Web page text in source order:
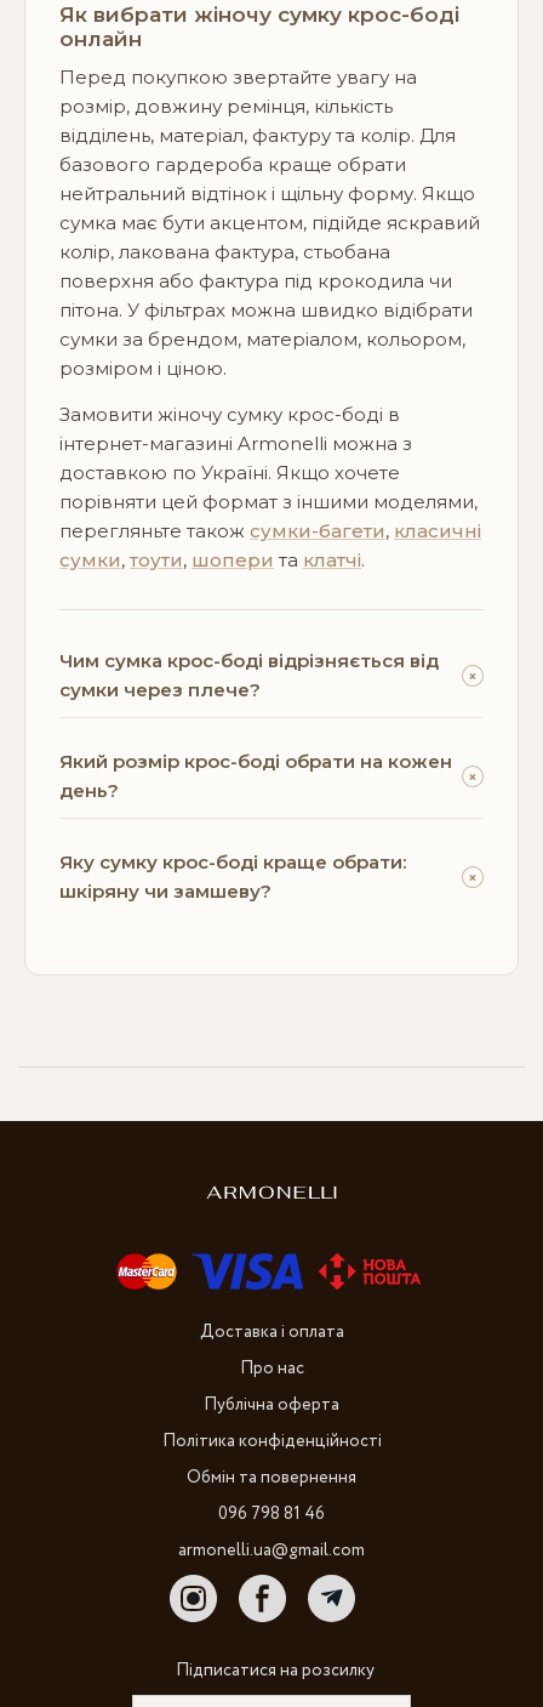
Як вибрати жіночу сумку крос-боді
онлайн
Перед покупкою звертайте увагу на
розмір, довжину ремінця, кількість
відділень, матеріал, фактуру та колір. Для
базового гардероба краще обрати
нейтральний відтінок і щільну форму. Якщо
сумка має бути акцентом, підійде яскравий
колір, лакована фактура, стьобана
поверхня або фактура під крокодила чи
пітона. У фільтрах можна швидко відібрати
сумки за брендом, матеріалом, кольором,
розміром і ціною.
Замовити жіночу сумку крос-боді в
інтернет-магазині Armonelli можна з
доставкою по Україні. Якщо хочете
порівняти цей формат з іншими моделями,
перегляньте також сумки-багети, класичні
сумки,тоути, шопери та клатчі.
Чим сумка крос-боді відрізняється від
сумки через плече?
+
Який розмір крос-боді обрати на кожен
день?
+
Яку сумку крос-боді краще обрати:
шкіряну чи замшеву?
+
Доставка і оплата
Про нас
Публічна оферта
Політика конфіденційності
Обмін та повернення
096 798 81 46
armonelli.ua@gmail.com
Підписатися на розсилку